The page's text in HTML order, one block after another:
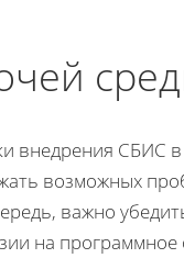
внедрения СБИС
возможных
важно
на